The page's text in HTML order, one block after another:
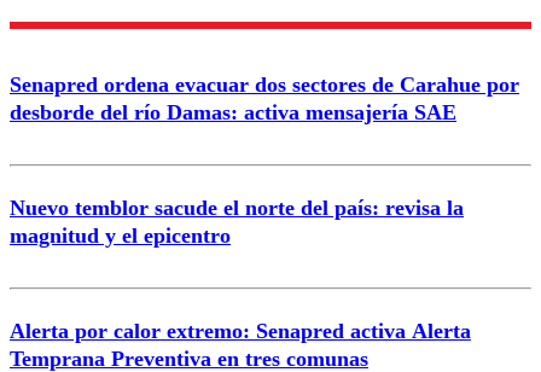
Correo
Senapred ordena evacuar dos sectores de Carahue por
desborde del río Damas: activa mensajería SAE
Nuevo temblor sacude el norte del país: revisa la
magnitud y el epicentro
Alerta por calor extremo: Senapred activa Alerta
Temprana Preventiva en tres comunas